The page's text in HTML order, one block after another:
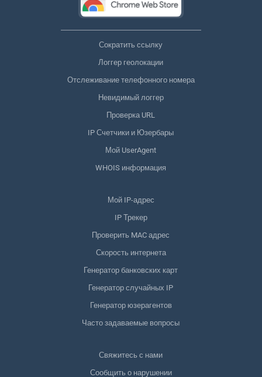
Сократить ссылку
Логгер геолокации
Отслеживание телефонного номера
Невидимый логгер
Проверка URL
IP Счетчики и Юзербары
Мой UserAgent
WHOIS информация
Мой IP-адрес
IP Трекер
Проверить MAC адрес
Скорость интернета
Генератор банковских карт
Генератор случайных IP
Генератор юзерагентов
Часто задаваемые вопросы
Свяжитесь с нами
Сообщить о нарушении